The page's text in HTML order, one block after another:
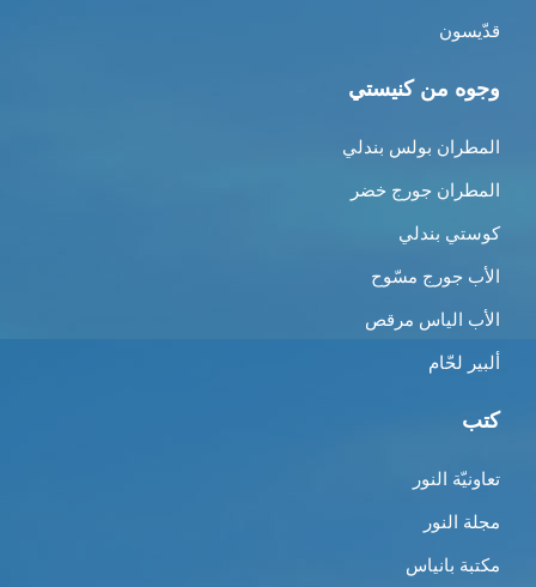
قدّيسون
وجوه من كنيستي
المطران بولس بندلي
المطران جورج خضر
كوستي بندلي
الأب جورج مسّوح
الأب الياس مرقص
ألبير لحّام
كتب
تعاونيّة النور
مجلة النور
مكتبة بانياس